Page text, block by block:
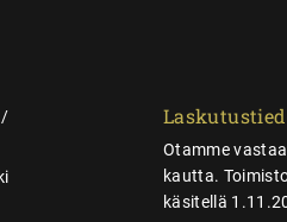
/
Otamme
kautta.
käsitellä